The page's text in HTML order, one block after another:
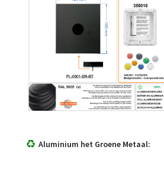
Aluminium het Groene Metaal: